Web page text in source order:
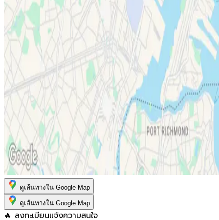
ดูเส้นทางใน Google Map
ดูเส้นทางใน Google Map
🔥 ลงทะเบียนแจ้งความสนใจ